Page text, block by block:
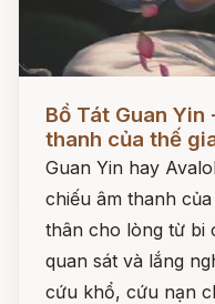
Đọc ngay
Bồ Tát Guan
thanh của thế
Guan Yin hay
chiếu âm thanh
thân cho lòng từ bi
quan sát và lắng
cứu khổ, cứu nạn